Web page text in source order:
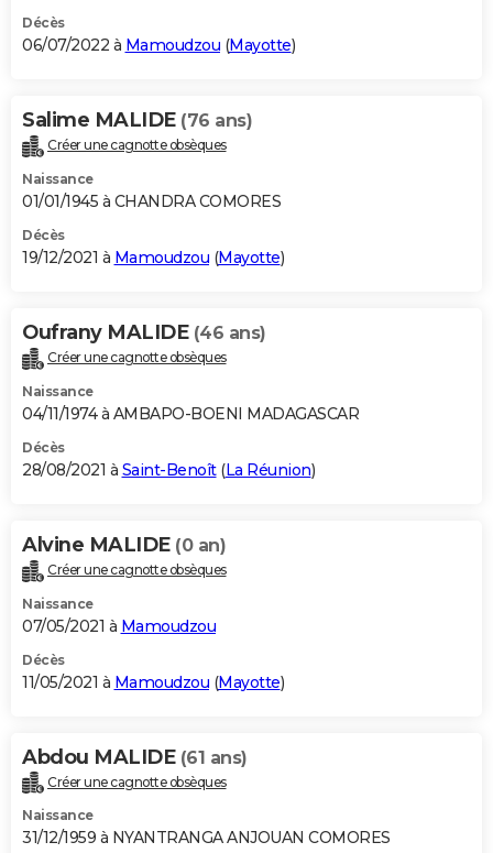
Décès
06/07/2022 à Mamoudzou (Mayotte)
Salime MALIDE (76 ans)
Créer une cagnotte obsèques
Naissance
01/01/1945 à CHANDRA COMORES
Décès
19/12/2021 à Mamoudzou (Mayotte)
Oufrany MALIDE (46 ans)
Créer une cagnotte obsèques
Naissance
04/11/1974 à AMBAPO-BOENI MADAGASCAR
Décès
28/08/2021 à Saint-Benoît(La Réunion)
Alvine MALIDE (0 an)
Créer une cagnotte obsèques
Naissance
07/05/2021 à Mamoudzou
Décès
11/05/2021 à Mamoudzou (Mayotte)
Abdou MALIDE (61 ans)
Créer une cagnotte obsèques
Naissance
31/12/1959 à NYANTRANGA ANJOUAN COMORES